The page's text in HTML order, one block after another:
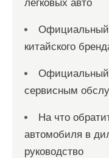
легковых авто
Официальный
китайского
сервисным
На что
автомобиля в
руководство